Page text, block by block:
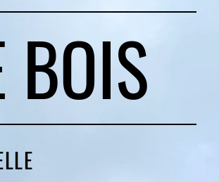
BOIS